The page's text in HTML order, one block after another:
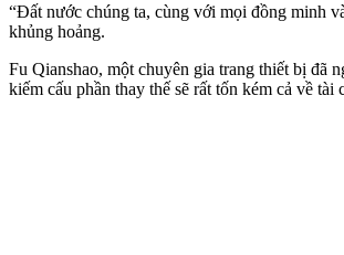
“Đất nước chúng ta, cùng với mọi đồng minh
khủng hoảng.
Fu Qianshao, một chuyên gia trang thiết bị đã
kiếm cấu phần thay thế sẽ rất tốn kém cả về